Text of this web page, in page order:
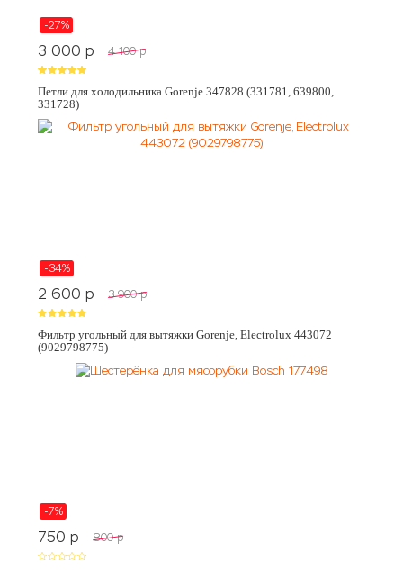
-27%
3 000 p 4 100 p
Петли для холодильника Gorenje 347828 (331781, 639800,
331728)
-34%
2 600 p 3 900 p
Фильтр угольный для вытяжки Gorenje, Electrolux 443072
(9029798775)
-7%
750 p 800 p